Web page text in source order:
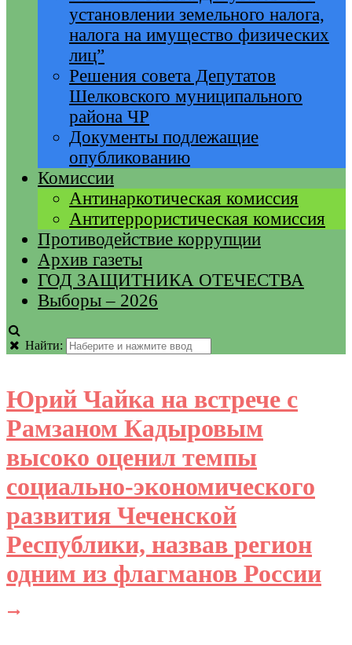
установлении земельного налога,
налога на имущество физических
лиц”
Решения совета Депутатов
Шелковского муниципального
района ЧР
Документы подлежащие
опубликованию
Комиссии
Антинаркотическая комиссия
Антитеррористическая комиссия
Противодействие коррупции
Архив газеты
ГОД ЗАЩИТНИКА ОТЕЧЕСТВА
Выборы – 2026
Найти:
Юрий Чайка на встрече с
Рамзаном Кадыровым
высоко оценил темпы
социально-экономического
развития Чеченской
Республики, назвав регион
одним из флагманов России